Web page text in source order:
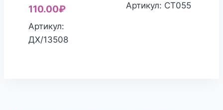
110.00₽
Артикул:
ДХ/13508
Артикул: СТ055